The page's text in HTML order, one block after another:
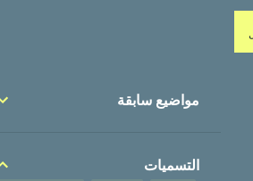
مواضيع سابقة
التسميات